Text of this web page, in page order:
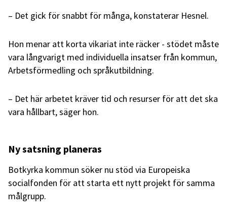
– Det gick för snabbt för många, konstaterar Hesnel.
Hon menar att korta vikariat inte räcker - stödet måste
vara långvarigt med individuella insatser från kommun,
Arbetsförmedling och språkutbildning.
– Det här arbetet kräver tid och resurser för att det ska
vara hållbart, säger hon.
Ny satsning planeras
Botkyrka kommun söker nu stöd via Europeiska
socialfonden för att starta ett nytt projekt för samma
målgrupp.